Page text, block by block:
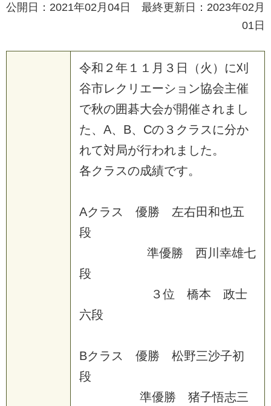
公開日：2021年02月04日 最終更新日：2023年02月
01日
令和２年１１月３日（火）に刈
谷市レクリエーション協会主催
で秋の囲碁大会が開催されまし
た、A、B、Cの３クラスに分か
れて対局が行われました。
各クラスの成績です。
Aクラス 優勝 左右田和也五
段
準優勝 西川幸雄七
段
３位 橋本 政士
六段
Bクラス 優勝 松野三沙子初
段
準優勝 猪子悟志三